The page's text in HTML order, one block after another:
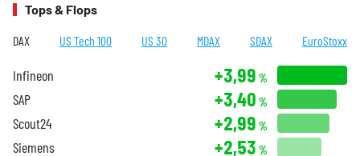
Tops & Flops
DAX US Tech 100 US 30 MDAX SDAX EuroStoxx
Infineon +3,99 %
SAP +3,40 %
Scout24 +2,99 %
Siemens +2,53 %